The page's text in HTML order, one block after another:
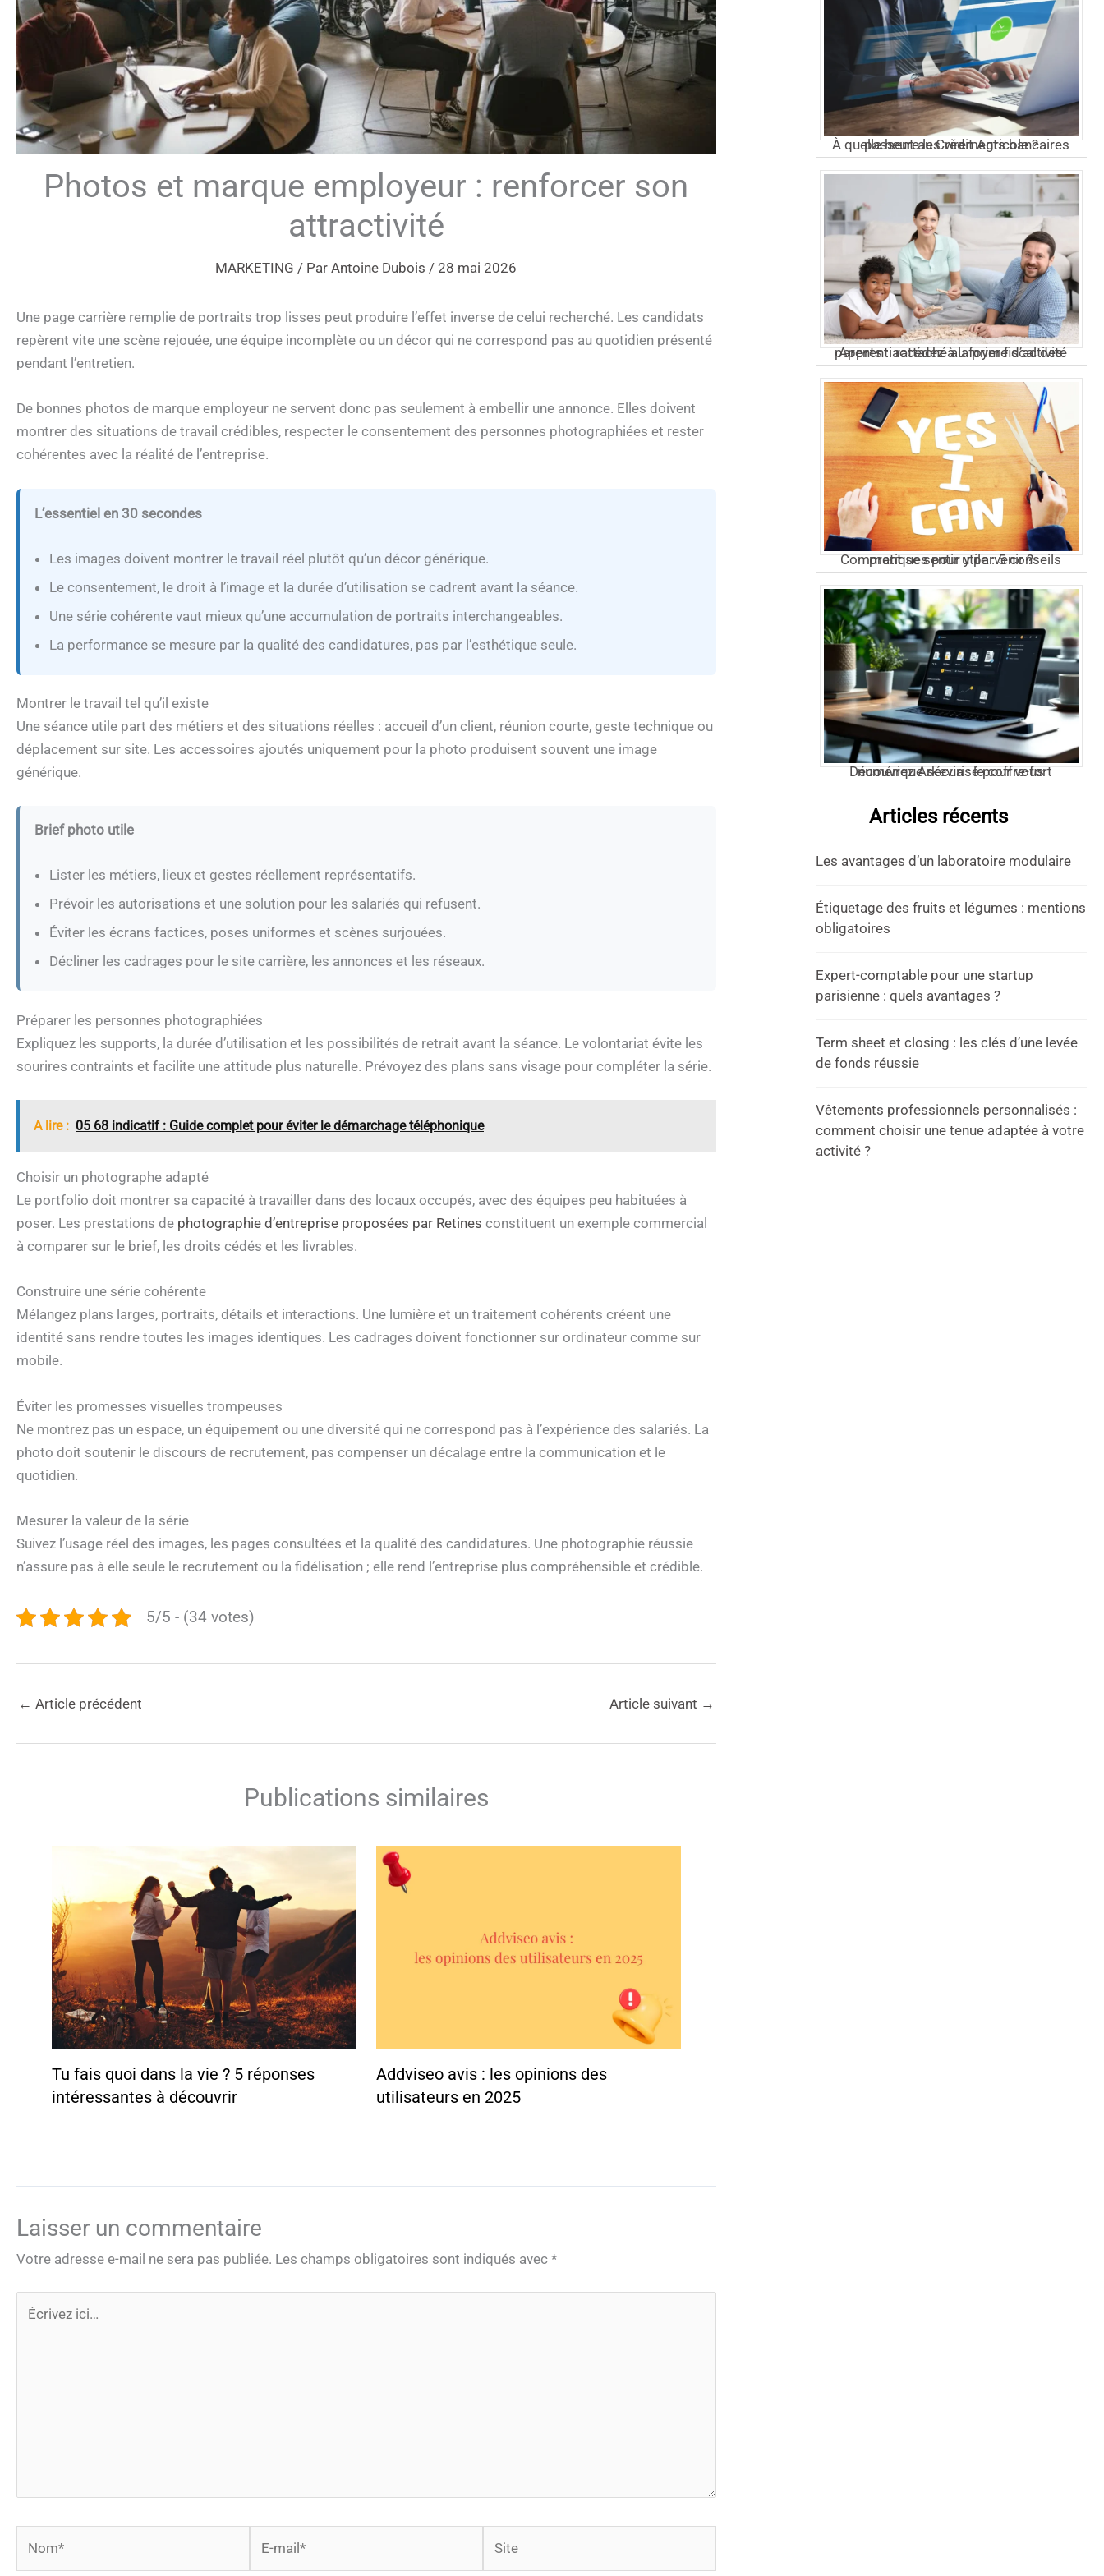
Photos et marque employeur : renforcer son
attractivité
MARKETING / ParAntoine Dubois/28 mai 2026
Une page carrière remplie de portraits trop lisses peut produire l’effet inverse de celui recherché. Les candidats
repèrent vite une scène rejouée, une équipe incomplète ou un décor qui ne correspond pas au quotidien présenté
pendant l’entretien.
De bonnes photos de marque employeur ne servent donc pas seulement à embellir une annonce. Elles doivent
montrer des situations de travail crédibles, respecter le consentement des personnes photographiées et rester
cohérentes avec la réalité de l’entreprise.
L’essentiel en 30 secondes
Les images doivent montrer le travail réel plutôt qu’un décor générique.
Le consentement, le droit à l’image et la durée d’utilisation se cadrent avant la séance.
Une série cohérente vaut mieux qu’une accumulation de portraits interchangeables.
La performance se mesure par la qualité des candidatures, pas par l’esthétique seule.
Montrer le travail tel qu’il existe
Une séance utile part des métiers et des situations réelles : accueil d’un client, réunion courte, geste technique ou
déplacement sur site. Les accessoires ajoutés uniquement pour la photo produisent souvent une image
générique.
Brief photo utile
Lister les métiers, lieux et gestes réellement représentatifs.
Prévoir les autorisations et une solution pour les salariés qui refusent.
Éviter les écrans factices, poses uniformes et scènes surjouées.
Décliner les cadrages pour le site carrière, les annonces et les réseaux.
Préparer les personnes photographiées
Expliquez les supports, la durée d’utilisation et les possibilités de retrait avant la séance. Le volontariat évite les
sourires contraints et facilite une attitude plus naturelle. Prévoyez des plans sans visage pour compléter la série.
A lire : 05 68 indicatif : Guide complet pour éviter le démarchage téléphonique
Choisir un photographe adapté
Le portfolio doit montrer sa capacité à travailler dans des locaux occupés, avec des équipes peu habituées à
poser. Les prestations de photographie d’entreprise proposées par Retines constituent un exemple commercial
à comparer sur le brief, les droits cédés et les livrables.
Construire une série cohérente
Mélangez plans larges, portraits, détails et interactions. Une lumière et un traitement cohérents créent une
identité sans rendre toutes les images identiques. Les cadrages doivent fonctionner sur ordinateur comme sur
mobile.
Éviter les promesses visuelles trompeuses
Ne montrez pas un espace, un équipement ou une diversité qui ne correspond pas à l’expérience des salariés. La
photo doit soutenir le discours de recrutement, pas compenser un décalage entre la communication et le
quotidien.
Mesurer la valeur de la série
Suivez l’usage réel des images, les pages consultées et la qualité des candidatures. Une photographie réussie
n’assure pas à elle seule le recrutement ou la fidélisation ; elle rend l’entreprise plus compréhensible et crédible.
5/5 - (34 votes)
← Article précédent Article suivant →
Publications similaires
Tu fais quoi dans la vie ? 5 réponses
intéressantes à découvrir
Addviseo avis : les opinions des
utilisateurs en 2025
Laisser un commentaire
Votre adresse e-mail ne sera pas publiée. Les champs obligatoires sont indiqués avec *
À quelle heure les virements bancaires passent au Crédit Agricole ?
Apprenti rattaché au foyer fiscal des parents : accédez à la prime d’activité
Comment se sentir utile : 5 conseils pratiques pour y parvenir ?
Découvrez Arkevia : le coffre-fort numérique sécurisé pour vous
Articles récents
Les avantages d’un laboratoire modulaire
Étiquetage des fruits et légumes : mentions
obligatoires
Expert-comptable pour une startup
parisienne : quels avantages ?
Term sheet et closing : les clés d’une levée
de fonds réussie
Vêtements professionnels personnalisés :
comment choisir une tenue adaptée à votre
activité ?